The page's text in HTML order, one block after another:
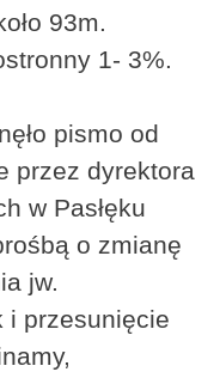
93m.
1- 3%.
pismo od
przez dyrektora
w Pasłęku
o zmianę
jw.
i przesunięcie